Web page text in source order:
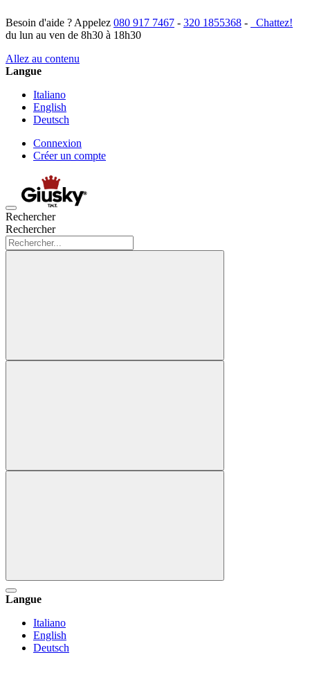
Besoin d'aide ? Appelez 080 917 7467 - 320 1855368 -
Chattez!
du lun au ven de 8h30 à 18h30
Allez au contenu
Langue
Italiano
English
Deutsch
Connexion
Créer un compte
Rechercher
Rechercher
Langue
Italiano
English
Deutsch